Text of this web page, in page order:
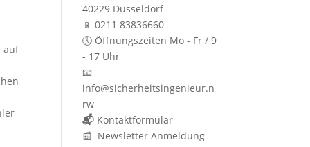
auf
40229 Düsseldorf
📱 0211 83836660
🕔 Öffnungszeiten Mo - Fr / 9
- 17 Uhr
📧
info@sicherheitsingenieur.n
rw
📬 Kontaktformular
📰 Newsletter Anmeldung